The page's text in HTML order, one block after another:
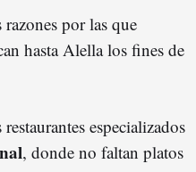
por las que
hasta Alella los fines de
especializados
, donde no faltan platos